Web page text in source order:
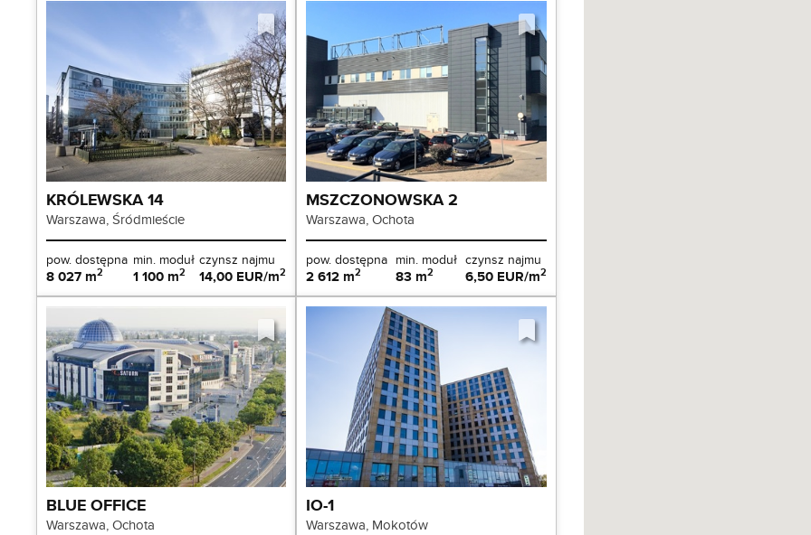
KRÓLEWSKA 14
Warszawa, Śródmieście
pow. dostępna
8 027 m2
min. moduł
1 100 m2
czynsz najmu
14,00 EUR/m2
MSZCZONOWSKA 2
Warszawa, Ochota
pow. dostępna
2 612 m2
min. moduł
83 m2
czynsz najmu
6,50 EUR/m2
BLUE OFFICE
Warszawa, Ochota
IO-1
Warszawa, Mokotów